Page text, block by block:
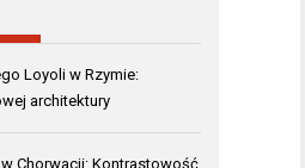
Loyoli w Rzymie:
architektury
Chorwacji: Kontrastowość